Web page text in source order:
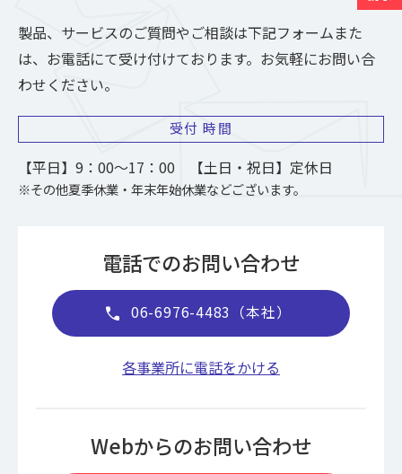
製品、サービスのご質問やご相談は下記フォームまた
は、お電話にて受け付けております。お気軽にお問い合
わせください。
受付 時間
【平日】9：00～17：00 【土日・祝日】定休日
※その他夏季休業・年末年始休業などございます。
電話でのお問い合わせ
call 06-6976-4483（本社）
各事業所に電話をかける
Webからのお問い合わせ